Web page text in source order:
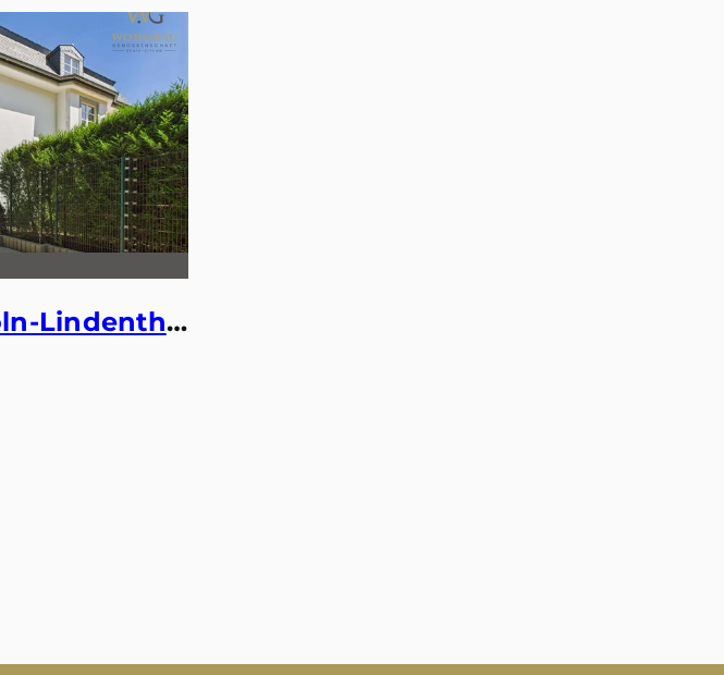
WOHNBAU: Köln-Lindenthal – Maisonette mit eigenem Gartentörchen in den Stadtwald